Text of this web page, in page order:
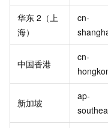
华东 2（上
海）
cn-
中国香港
cn-
新加坡
ap-